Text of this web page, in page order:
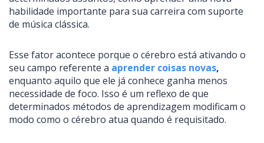
habilidade importante para sua carreira com suporte
de música clássica.
Esse fator acontece porque o cérebro está ativando o
seu campo referente a aprender coisas novas,
enquanto aquilo que ele já conhece ganha menos
necessidade de foco. Isso é um reflexo de que
determinados métodos de aprendizagem modificam o
modo como o cérebro atua quando é requisitado.